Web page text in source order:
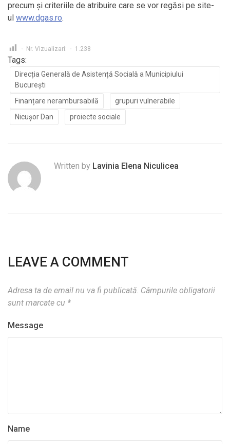
precum şi criteriile de atribuire care se vor regăsi pe site-
ul www.dgas.ro.
Nr. Vizualizari: 1.238
Tags:
Direcția Generală de Asistență Socială a Municipiului
București
Finanțare nerambursabilă
grupuri vulnerabile
Nicușor Dan
proiecte sociale
Written by Lavinia Elena Niculicea
LEAVE A COMMENT
Adresa ta de email nu va fi publicată. Câmpurile obligatorii
sunt marcate cu *
Message
Name